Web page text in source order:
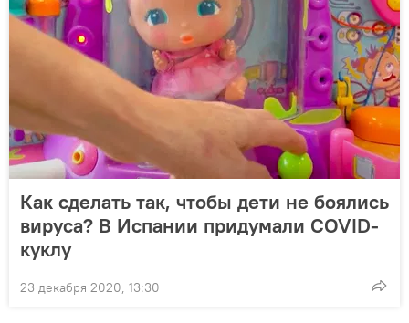
Как сделать так, чтобы дети не боялись
вируса? В Испании придумали COVID-
куклу
23 декабря 2020, 13:30